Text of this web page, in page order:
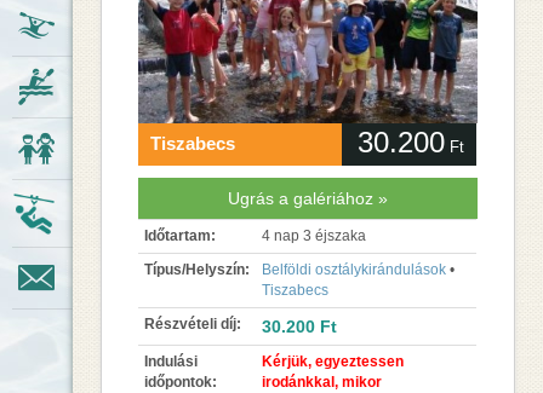
Vízitúrák
Kenukölcsönzés
Osztálykirándulások
Tiszabecs 30.200 Ft
Ugrás a galériához »
Időtartam:
4 nap 3 éjszaka
Típus/Helyszín:
Belföldi osztálykirándulások •
Tiszabecs
Részvételi díj:
30.200 Ft
Indulási
időpontok:
Kérjük, egyeztessen
irodánkkal, mikor